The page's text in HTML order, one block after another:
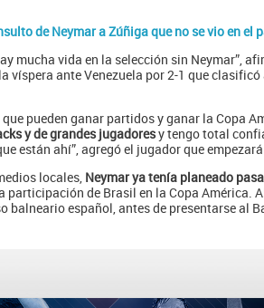
de Neymar a Zúñiga que no se vio en el
mucha vida en la selección sin Neymar”,
víspera ante Venezuela por 2-1 que
pueden ganar partidos y ganar la Copa
y de grandes jugadoresy tengo total
están ahí”, agregó el jugador que
locales, Neymar ya tenía planeado
participación de Brasil en la Copa América.
balneario español, antes de presentarse al